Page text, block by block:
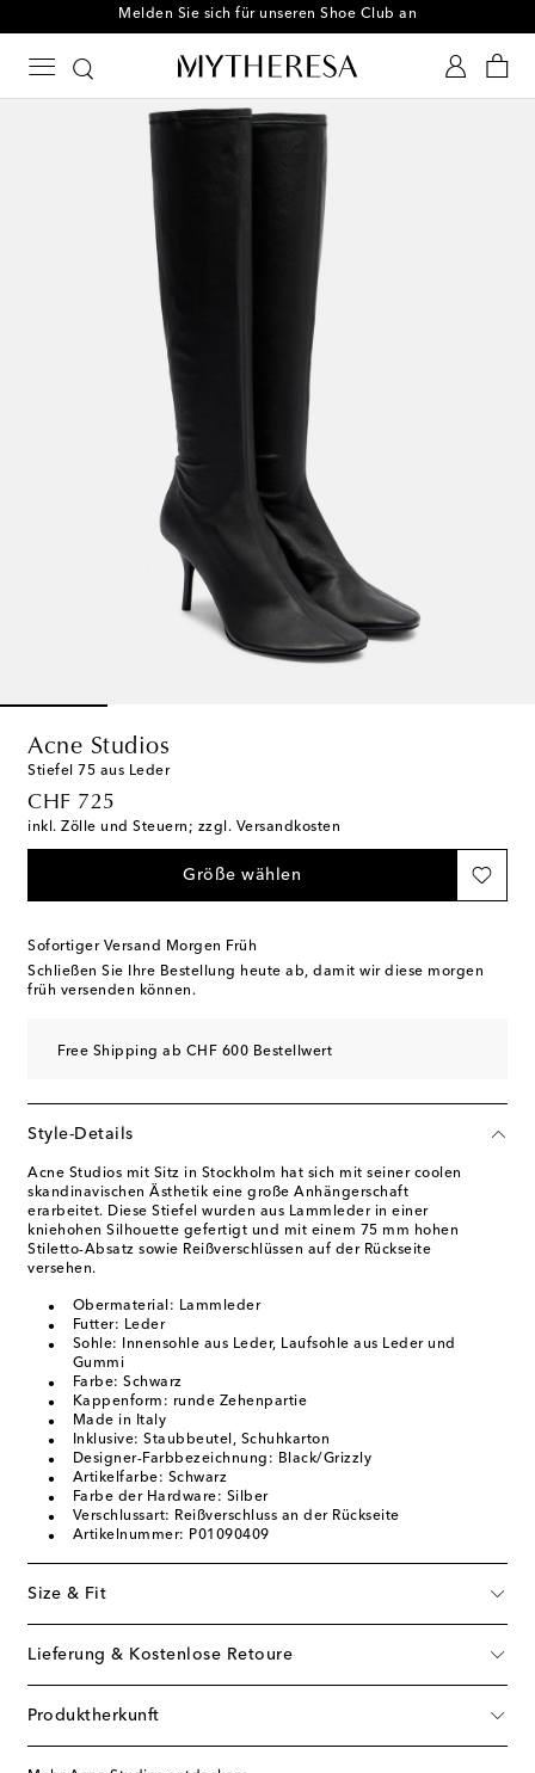
Melden Sie sich für unseren Shoe Club an
Acne Studios
Stiefel 75 aus Leder
CHF 725
original price
inkl. Zölle und Steuern; zzgl. Versandkosten
Größe wählen
Sofortiger Versand Morgen Früh
Schließen Sie Ihre Bestellung heute ab, damit wir diese morgen
früh versenden können.
Free Shipping ab CHF 600 Bestellwert
Style-Details
Acne Studios mit Sitz in Stockholm hat sich mit seiner coolen
skandinavischen Ästhetik eine große Anhängerschaft
erarbeitet. Diese Stiefel wurden aus Lammleder in einer
kniehohen Silhouette gefertigt und mit einem 75 mm hohen
Stiletto-Absatz sowie Reißverschlüssen auf der Rückseite
versehen.
Obermaterial: Lammleder
Futter: Leder
Sohle: Innensohle aus Leder, Laufsohle aus Leder und
Gummi
Farbe: Schwarz
Kappenform: runde Zehenpartie
Made in Italy
Inklusive: Staubbeutel, Schuhkarton
Designer-Farbbezeichnung: Black/Grizzly
Artikelfarbe: Schwarz
Farbe der Hardware: Silber
Verschlussart: Reißverschluss an der Rückseite
Artikelnummer: P01090409
Size & Fit
Lieferung & Kostenlose Retoure
Produktherkunft